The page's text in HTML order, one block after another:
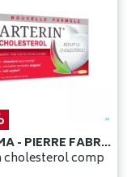
ADERMA - PIERRE FABRE BENELUX
comp